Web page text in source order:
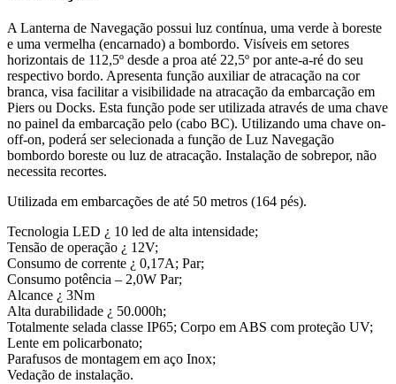
A Lanterna de Navegação possui luz contínua, uma verde à boreste
e uma vermelha (encarnado) a bombordo. Visíveis em setores
horizontais de 112,5º desde a proa até 22,5º por ante-a-ré do seu
respectivo bordo. Apresenta função auxiliar de atracação na cor
branca, visa facilitar a visibilidade na atracação da embarcação em
Piers ou Docks. Esta função pode ser utilizada através de uma chave
no painel da embarcação pelo (cabo BC). Utilizando uma chave on-
off-on, poderá ser selecionada a função de Luz Navegação
bombordo boreste ou luz de atracação. Instalação de sobrepor, não
necessita recortes.
Utilizada em embarcações de até 50 metros (164 pés).
Tecnologia LED ¿ 10 led de alta intensidade;
Tensão de operação ¿ 12V;
Consumo de corrente ¿ 0,17A; Par;
Consumo potência – 2,0W Par;
Alcance ¿ 3Nm
Alta durabilidade ¿ 50.000h;
Totalmente selada classe IP65; Corpo em ABS com proteção UV;
Lente em policarbonato;
Parafusos de montagem em aço Inox;
Vedação de instalação.